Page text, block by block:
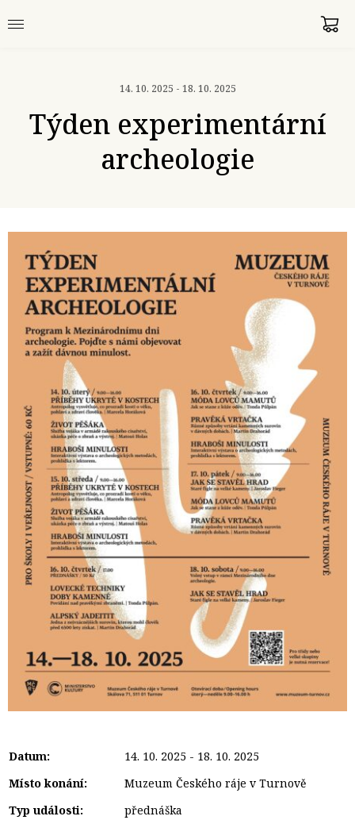
14. 10. 2025 - 18. 10. 2025
Týden experimentární
archeologie
Datum:
14. 10. 2025 - 18. 10. 2025
Místo konání:
Muzeum Českého ráje v Turnově
Typ události:
přednáška